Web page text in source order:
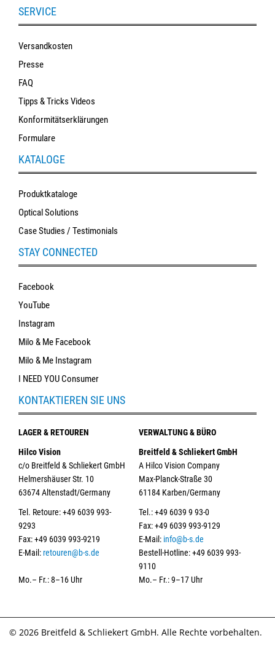
SERVICE
Versandkosten
Presse
FAQ
Tipps & Tricks Videos
Konformitätserklärungen
Formulare
KATALOGE
Produktkataloge
Optical Solutions
Case Studies / Testimonials
STAY CONNECTED
Facebook
YouTube
Instagram
Milo & Me Facebook
Milo & Me Instagram
I NEED YOU Consumer
KONTAKTIEREN SIE UNS
LAGER & RETOUREN
Hilco Vision
c/o Breitfeld & Schliekert GmbH
Helmershäuser Str. 10
63674 Altenstadt/Germany
Tel. Retoure: +49 6039 993-
9293
Fax: +49 6039 993-9219
E-Mail:retouren@b-s.de
Mo.– Fr.: 8–16 Uhr
VERWALTUNG & BÜRO
Breitfeld & Schliekert GmbH
A Hilco Vision Company
Max-Planck-Straße 30
61184 Karben/Germany
Tel.: +49 6039 9 93-0
Fax: +49 6039 993-9129
E-Mail: info@b-s.de
Bestell-Hotline: +49 6039 993-
9110
Mo.– Fr.: 9–17 Uhr
© 2026 Breitfeld & Schliekert GmbH. Alle Rechte vorbehalten.